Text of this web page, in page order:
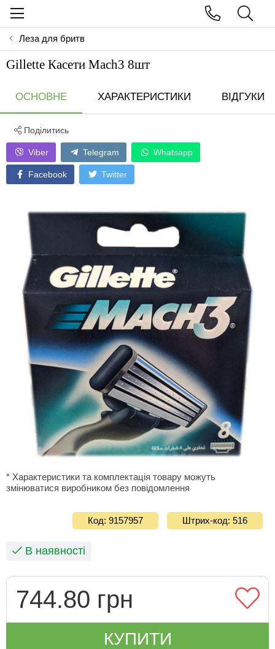
Леза для бритв
Gillette Касети Mach3 8шт
ОСНОВНЕ ХАРАКТЕРИСТИКИ ВІДГУКИ
Поділитись
Viber Telegram Whatsapp
Facebook Twitter
* Характеристики та комплектація товару можуть
змінюватися виробником без повідомлення
Код: 9157957 Штрих-код: 516
В наявності
744.80 грн
КУПИТИ